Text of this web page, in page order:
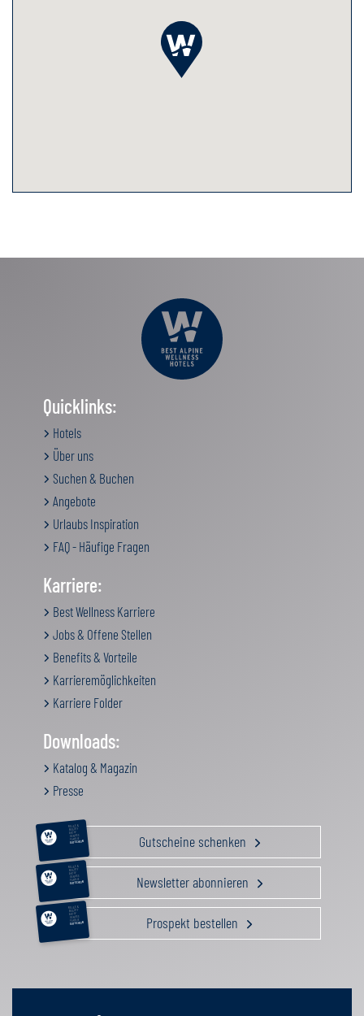
Quicklinks:
Hotels
Über uns
Suchen & Buchen
Angebote
Urlaubs Inspiration
FAQ - Häufige Fragen
Karriere:
Best Wellness Karriere
Jobs & Offene Stellen
Benefits & Vorteile
Karrieremöglichkeiten
Karriere Folder
Downloads:
Katalog & Magazin
Presse
RELAX &
BEAUTY
AKTIV
GENUSS
FAMILIE
GUTSCHEIN Gutscheine schenken
RELAX &
BEAUTY
AKTIV
GENUSS
FAMILIE
GUTSCHEIN Newsletter abonnieren
RELAX &
BEAUTY
AKTIV
GENUSS
FAMILIE
GUTSCHEIN Prospekt bestellen